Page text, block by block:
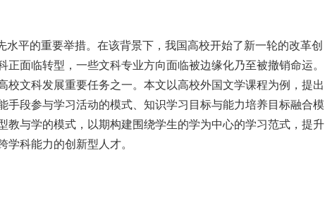
平的重要举措。在该背景下，我国高校开始了新一轮的改革创
面临转型，一些文科专业方向面临被边缘化乃至被撤销命运。
文科发展重要任务之一。本文以高校外国文学课程为例，提出
手段参与学习活动的模式、知识学习目标与能力培养目标融合模
教与学的模式，以期构建围绕学生的学为中心的学习范式，提升
科能力的创新型人才。